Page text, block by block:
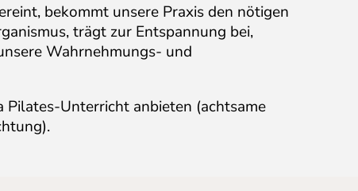
bekommt unsere Praxis den nötigen
trägt zur Entspannung bei,
Wahrnehmungs- und
Unterricht anbieten (achtsame